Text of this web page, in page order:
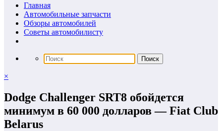
Главная
Автомобильные запчасти
Обзоры автомобилей
Советы автомобилисту
×
Dodge Challenger SRT8 обойдется
минимум в 60 000 долларов — Fiat Club
Belarus